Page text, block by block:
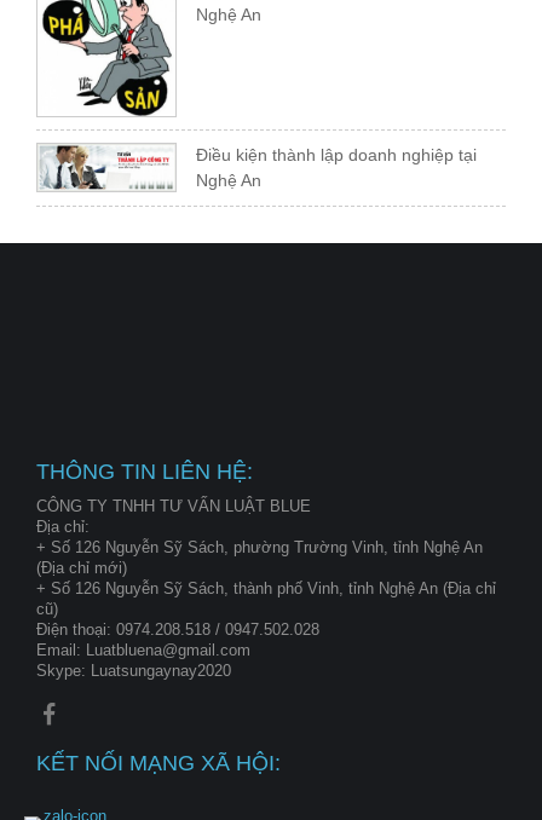
Nghệ An
Điều kiện thành lập doanh nghiệp tại
Nghệ An
THÔNG TIN LIÊN HỆ:
CÔNG TY TNHH TƯ VẤN LUẬT BLUE
Địa chỉ:
+ Số 126 Nguyễn Sỹ Sách, phường Trường Vinh, tỉnh Nghệ An
(Địa chỉ mới)
+ Số 126 Nguyễn Sỹ Sách, thành phố Vinh, tỉnh Nghệ An (Địa chỉ
cũ)
Điện thoại: 0974.208.518 / 0947.502.028
Email: Luatbluena@gmail.com
Skype: Luatsungaynay2020
KẾT NỐI MẠNG XÃ HỘI: